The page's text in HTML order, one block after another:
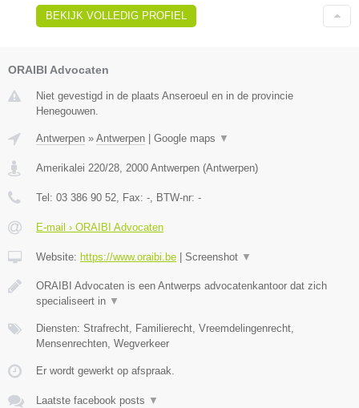
BEKIJK VOLLEDIG PROFIEL
ORAIBI Advocaten
Niet gevestigd in de plaats Anseroeul en in de provincie
Henegouwen.
Antwerpen » Antwerpen Google maps ▼
Amerikalei 220/28, 2000 Antwerpen (Antwerpen)
Tel: 03 386 90 52, Fax: -, BTW-nr: -
E-mail › ORAIBI Advocaten
Website: https://www.oraibi.be Screenshot ▼
ORAIBI Advocaten is een Antwerps advocatenkantoor dat zich
specialiseert in ▼
Diensten: Strafrecht, Familierecht, Vreemdelingenrecht,
Mensenrechten, Wegverkeer
Er wordt gewerkt op afspraak.
Laatste facebook posts ▼